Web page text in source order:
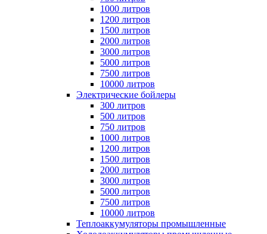
1000 литров
1200 литров
1500 литров
2000 литров
3000 литров
5000 литров
7500 литров
10000 литров
Электрические бойлеры
300 литров
500 литров
750 литров
1000 литров
1200 литров
1500 литров
2000 литров
3000 литров
5000 литров
7500 литров
10000 литров
Теплоаккумуляторы промышленные